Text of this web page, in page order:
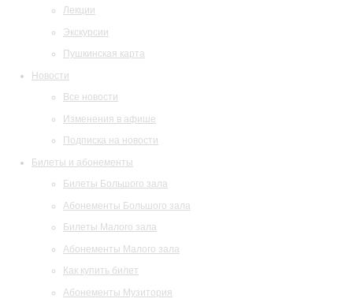
Лекции
Экскурсии
Пушкинская карта
Новости
Все новости
Изменения в афише
Подписка на новости
Билеты и абонементы
Билеты Большого зала
Абонементы Большого зала
Билеты Малого зала
Абонементы Малого зала
Как купить билет
Абонементы Музитория